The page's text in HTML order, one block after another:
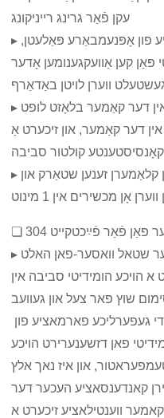
עקן פֿאַר גרינג רייניקונג
▸ פלעקסיבלע קאָמבינאַציע פון ​​אָפּנעמבאַרע פּאַלעטן,
פּאַן קען אַוועקגענומען אָדער
ווערן לויטן באַדאַרף
▸ אן איינגעבויטער ווענטילאַטאָר אין דער קאַמער בלאָזט לופט
דער קאַמער, און זיכערט אַ
▸ נישט-ראסטיקע שטאָל פּאָליצעס און קלאַמערן זענען שטאַרק און
אָן מכשירים אין 1 מינוט
פאַן פֿאַר פֿײַכטקייט
▸ גרינג-צו-רייניקן 304 נישט-ראסטיקער שטאל וואסער-פאן האלט
א הויכע הומידיטי סביבה אין
שוץ פאר צעל און געוועב
געפערליכע פארמאציע פון
פאן דזשענערירט הויכע
און איז נאך אלץ
קאנדענסאציע העכער דער
ווענטילאציע זיכערט א